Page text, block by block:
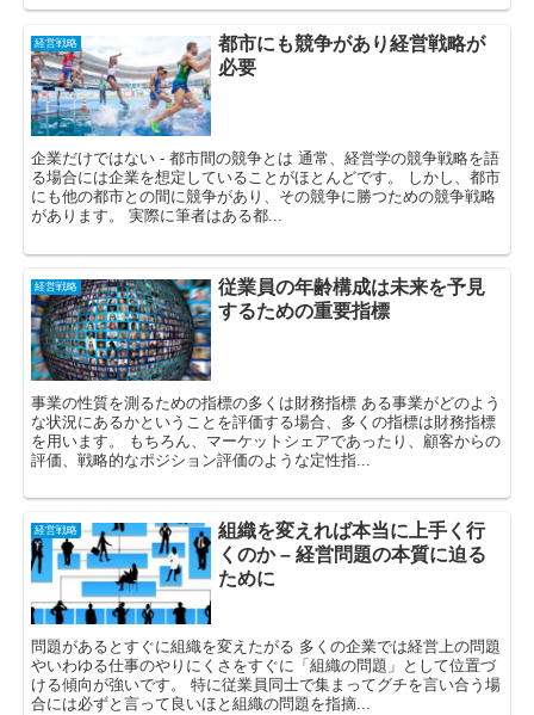
経営戦略
都市にも競争があり経営戦略が
必要
企業だけではない - 都市間の競争とは 通常、経営学の競争戦略を語
る場合には企業を想定していることがほとんどです。 しかし、都市
にも他の都市との間に競争があり、その競争に勝つための競争戦略
があります。 実際に筆者はある都...
経営戦略
従業員の年齢構成は未来を予見
するための重要指標
事業の性質を測るための指標の多くは財務指標 ある事業がどのよう
な状況にあるかということを評価する場合、多くの指標は財務指標
を用います。 もちろん、マーケットシェアであったり、顧客からの
評価、戦略的なポジション評価のような定性指...
経営戦略
組織を変えれば本当に上手く行
くのか – 経営問題の本質に迫る
ために
問題があるとすぐに組織を変えたがる 多くの企業では経営上の問題
やいわゆる仕事のやりにくさをすぐに「組織の問題」として位置づ
ける傾向が強いです。 特に従業員同士で集まってグチを言い合う場
合には必ずと言って良いほと組織の問題を指摘...